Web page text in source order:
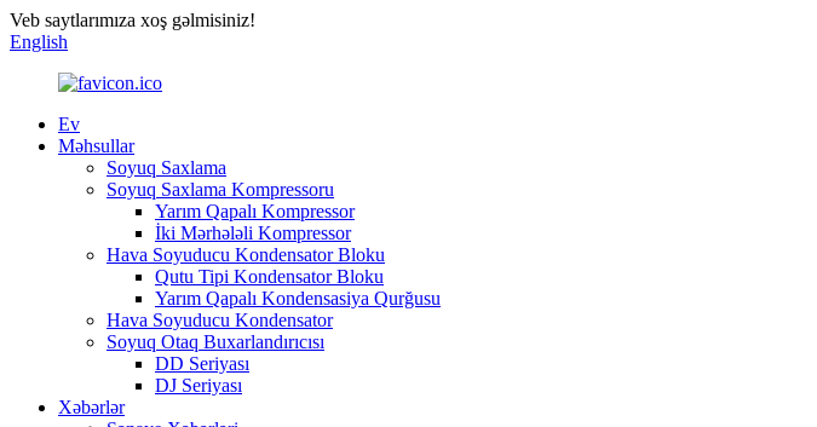
Veb saytlarımıza xoş gəlmisiniz!
English
Ev
Məhsullar
Soyuq Saxlama
Soyuq Saxlama Kompressoru
Yarım Qapalı Kompressor
İki Mərhələli Kompressor
Hava Soyuducu Kondensator Bloku
Qutu Tipi Kondensator Bloku
Yarım Qapalı Kondensasiya Qurğusu
Hava Soyuducu Kondensator
Soyuq Otaq Buxarlandırıcısı
DD Seriyası
DJ Seriyası
Xəbərlər